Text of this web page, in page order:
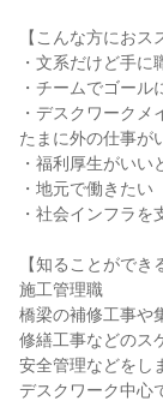
【こんな方におス
・文系だけど手に
・チームでゴール
・デスクワークメ
たまに外の仕事が
・福利厚生がいい
・地元で働きたい
・社会インフラを
【知ることができ
施工管理職
橋梁の補修工事や
修繕工事などのス
安全管理などをし
デスクワーク中心